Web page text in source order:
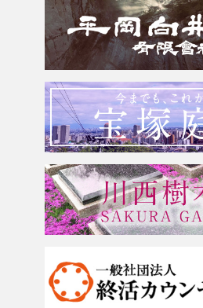
奈良県
和歌山県
墓じまい・改葬
追加文字彫刻
会社案内
よくあるご質問
お問合せ